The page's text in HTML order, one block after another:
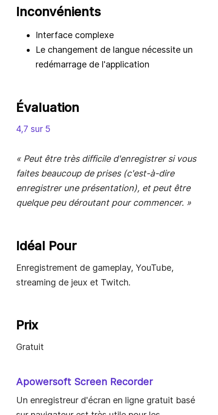
Inconvénients
Interface complexe
Le changement de langue nécessite un
redémarrage de l'application
Évaluation
4,7 sur 5
« Peut être très difficile d'enregistrer si vous
faites beaucoup de prises (c'est-à-dire
enregistrer une présentation), et peut être
quelque peu déroutant pour commencer. »
Idéal Pour
Enregistrement de gameplay, YouTube,
streaming de jeux et Twitch.
Prix
Gratuit
Apowersoft Screen Recorder
Un enregistreur d'écran en ligne gratuit basé